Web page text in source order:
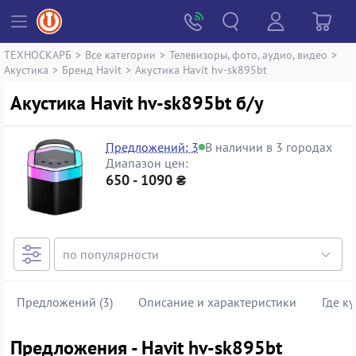
ТЕХНОСКАРБ > Все категории > Телевизоры, фото, аудио, видео >
Акустика > Бренд Havit > Акустика Havit hv-sk895bt
Акустика Havit hv-sk895bt б/у
Предложений: 3 В наличии в 3 городах
Диапазон цен:
650 - 1090 ₴
Предложений (3) Описание и характеристики Где
Предложения - Havit hv-sk895bt